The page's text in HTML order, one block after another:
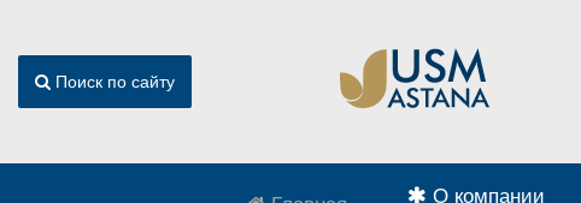
Поиск по сайту
О компании